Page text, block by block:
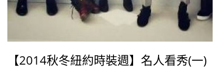
【2014秋冬紐約時裝週】名人看秀(一)